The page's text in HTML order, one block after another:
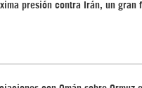
presión contra Irán, un gran
con Omán sobre Ormuz